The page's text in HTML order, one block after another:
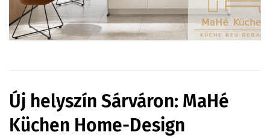
Új helyszín Sárváron: MaHé
Küchen Home-Design